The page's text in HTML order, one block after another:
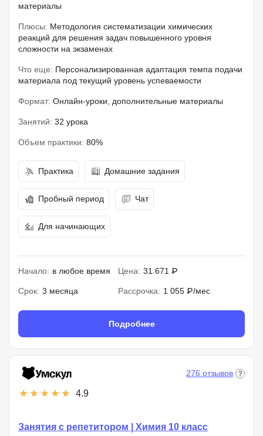
материалы
Плюсы: Методология систематизации химических
реакций для решения задач повышенного уровня
сложности на экзаменах
Что еще: Персонализированная адаптация темпа подачи
материала под текущий уровень успеваемости
Формат: Онлайн-уроки, дополнительные материалы
Занятий: 32 урока
Объем практики: 80%
Практика Домашние задания
Пробный период Чат
Для начинающих
Начало: в любое время Цена: 31 671 ₽
Срок: 3 месяца Рассрочка: 1 055 ₽/мес
Подробнее
4.9
276 отзывов
Занятия с репетитором | Химия 10 класс